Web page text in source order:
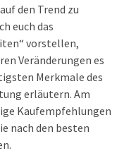
den Trend zu
euch das
vorstellen,
Veränderungen es
Merkmale des
erläutern. Am
Kaufempfehlungen
nach den besten